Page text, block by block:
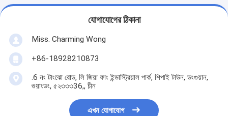
যোগাযোগের ঠিকানা
Miss. Charming Wong
+86-18928210873
.6 নং টাংঝো রোড, লি জিয়া ফাং ইন্ডাস্ট্রিয়াল পার্ক, শিপাই টাউন, ডংগুয়ান,
গুয়াংডং, ৫২৩৩৩36,, চীন
এখন যোগাযোগ